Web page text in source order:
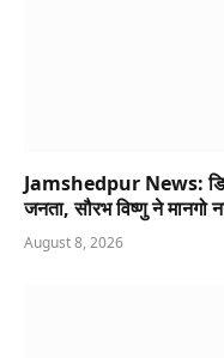
Jamshedpur News:
जनता, सौरभ विष्णु ने मानगो
August 8, 2026